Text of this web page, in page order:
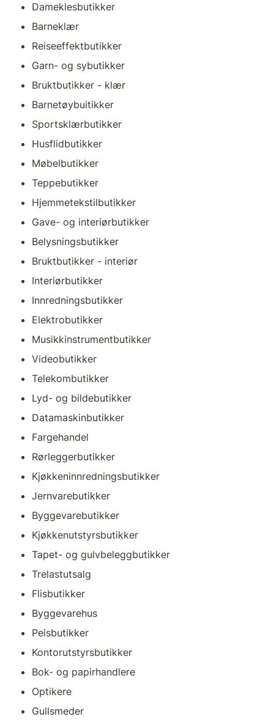
Dameklesbutikker
Barneklær
Reiseeffektbutikker
Garn- og sybutikker
Bruktbutikker - klær
Barnetøybuitikker
Sportsklærbutikker
Husflidbutikker
Møbelbutikker
Teppebutikker
Hjemmetekstilbutikker
Gave- og interiørbutikker
Belysningsbutikker
Bruktbutikker - interiør
Interiørbutikker
Innredningsbutikker
Elektrobutikker
Musikkinstrumentbutikker
Videobutikker
Telekombutikker
Lyd- og bildebutikker
Datamaskinbutikker
Fargehandel
Rørleggerbutikker
Kjøkkeninnredningsbutikker
Jernvarebutikker
Byggevarebutikker
Kjøkkenutstyrsbutikker
Tapet- og gulvbeleggbutikker
Trelastutsalg
Flisbutikker
Byggevarehus
Peisbutikker
Kontorutstyrsbutikker
Bok- og papirhandlere
Optikere
Gullsmeder